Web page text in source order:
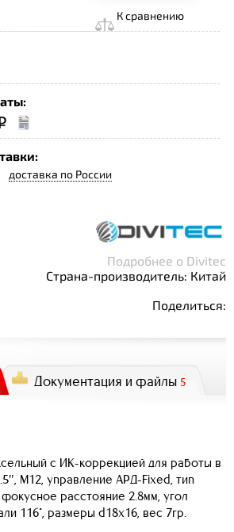
К сравнению
доставка по России
Подробнее о Divitec
Страна-производитель: Китай
Поделиться:
Документация и файлы 5
с ИК-коррекцией для работы в
М12, управление АРД-Fixed, тип
расстояние 2.8мм, угол
116°, размеры d18х16, вес 7гр.